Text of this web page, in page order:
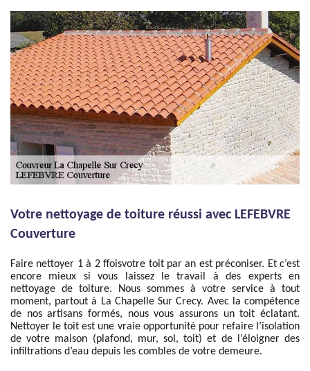
Votre nettoyage de toiture réussi avec LEFEBVRE
Couverture
Faire nettoyer 1 à 2 ffoisvotre toit par an est préconiser. Et c’est
encore mieux si vous laissez le travail à des experts en
nettoyage de toiture. Nous sommes à votre service à tout
moment, partout à La Chapelle Sur Crecy. Avec la compétence
de nos artisans formés, nous vous assurons un toit éclatant.
Nettoyer le toit est une vraie opportunité pour refaire l’isolation
de votre maison (plafond, mur, sol, toit) et de l’éloigner des
infiltrations d’eau depuis les combles de votre demeure.